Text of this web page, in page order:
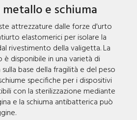
e schiuma
attrezzature dalle forze d'urto
elastomerici per isolare la
rivestimento della valigetta. La
disponibile in una varietà di
base della fragilità e del peso
specifiche per i dispositivi
con la sterilizzazione mediante
e la schiuma antibatterica può